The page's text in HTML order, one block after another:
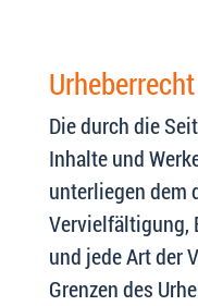
Urheberrecht
Die durch die
Inhalte und
unterliegen dem
Vervielfältigung,
und jede Art der
Grenzen des